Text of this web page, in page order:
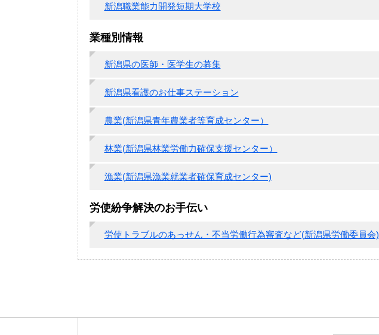
新潟職業能力開発短期大学校
業種別情報
新潟県の医師・医学生の募集
新潟県看護のお仕事ステーション
農業(新潟県青年農業者等育成センター）
林業(新潟県林業労働力確保支援センター）
漁業(新潟県漁業就業者確保育成センター)
労使紛争解決のお手伝い
労使トラブルのあっせん・不当労働行為審査など(新潟県労働委員会)